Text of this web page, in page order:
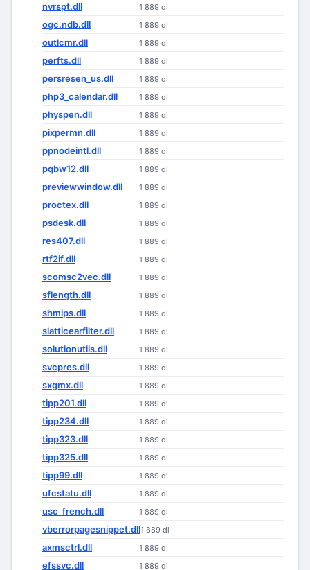
nvrspt.dll 1 889 dl
ogc.ndb.dll 1 889 dl
outlcmr.dll 1 889 dl
perfts.dll 1 889 dl
persresen_us.dll 1 889 dl
php3_calendar.dll 1 889 dl
physpen.dll 1 889 dl
pixpermn.dll 1 889 dl
ppnodeintl.dll 1 889 dl
pqbw12.dll 1 889 dl
previewwindow.dll 1 889 dl
proctex.dll 1 889 dl
psdesk.dll 1 889 dl
res407.dll 1 889 dl
rtf2if.dll 1 889 dl
scomsc2vec.dll 1 889 dl
sflength.dll 1 889 dl
shmips.dll 1 889 dl
slatticearfilter.dll 1 889 dl
solutionutils.dll 1 889 dl
svcpres.dll 1 889 dl
sxgmx.dll 1 889 dl
tipp201.dll 1 889 dl
tipp234.dll 1 889 dl
tipp323.dll 1 889 dl
tipp325.dll 1 889 dl
tipp99.dll 1 889 dl
ufcstatu.dll 1 889 dl
usc_french.dll 1 889 dl
vberrorpagesnippet.dll1 889 dl
axmsctrl.dll 1 889 dl
efssvc.dll 1 889 dl